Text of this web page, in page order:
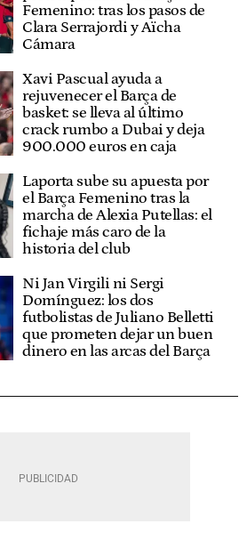
Femenino: tras los pasos de
Clara Serrajordi y Aïcha
Cámara
Xavi Pascual ayuda a
rejuvenecer el Barça de
basket: se lleva al último
crack rumbo a Dubai y deja
900.000 euros en caja
Laporta sube su apuesta por
el Barça Femenino tras la
marcha de Alexia Putellas: el
fichaje más caro de la
historia del club
Ni Jan Virgili ni Sergi
Domínguez: los dos
futbolistas de Juliano Belletti
que prometen dejar un buen
dinero en las arcas del Barça